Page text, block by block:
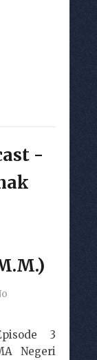
-
3
Negeri